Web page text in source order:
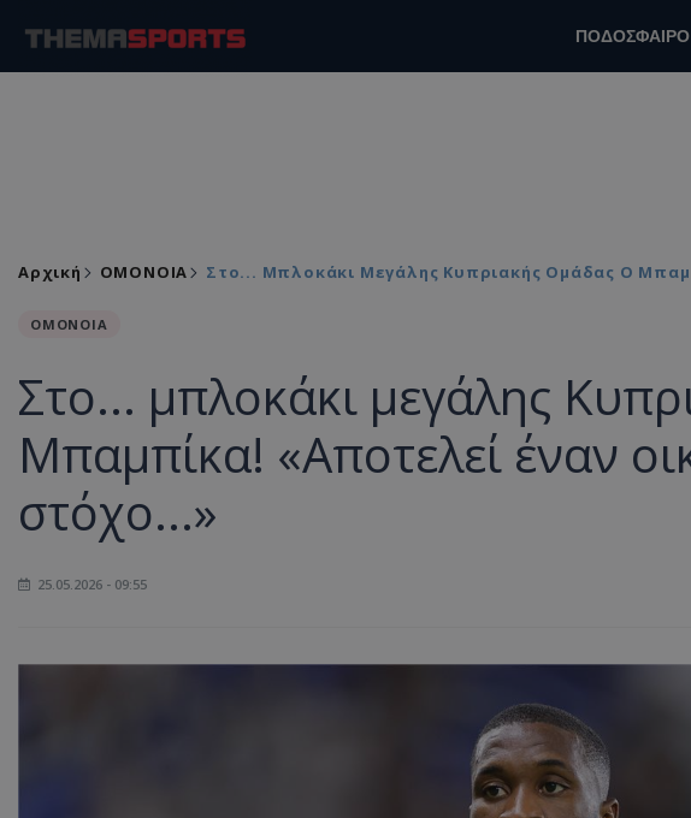
ΠΟΔΟΣΦΑΙΡΟ
Αρχική ΟΜΟΝΟΙΑ Στο... Μπλοκάκι Μεγάλης Κυπριακής Ομάδας Ο
ΟΜΟΝΟΙΑ
Στο... μπλοκάκι μεγάλης
Μπαμπίκα! «Αποτελεί έναν
στόχο...»
25.05.2026 - 09:55